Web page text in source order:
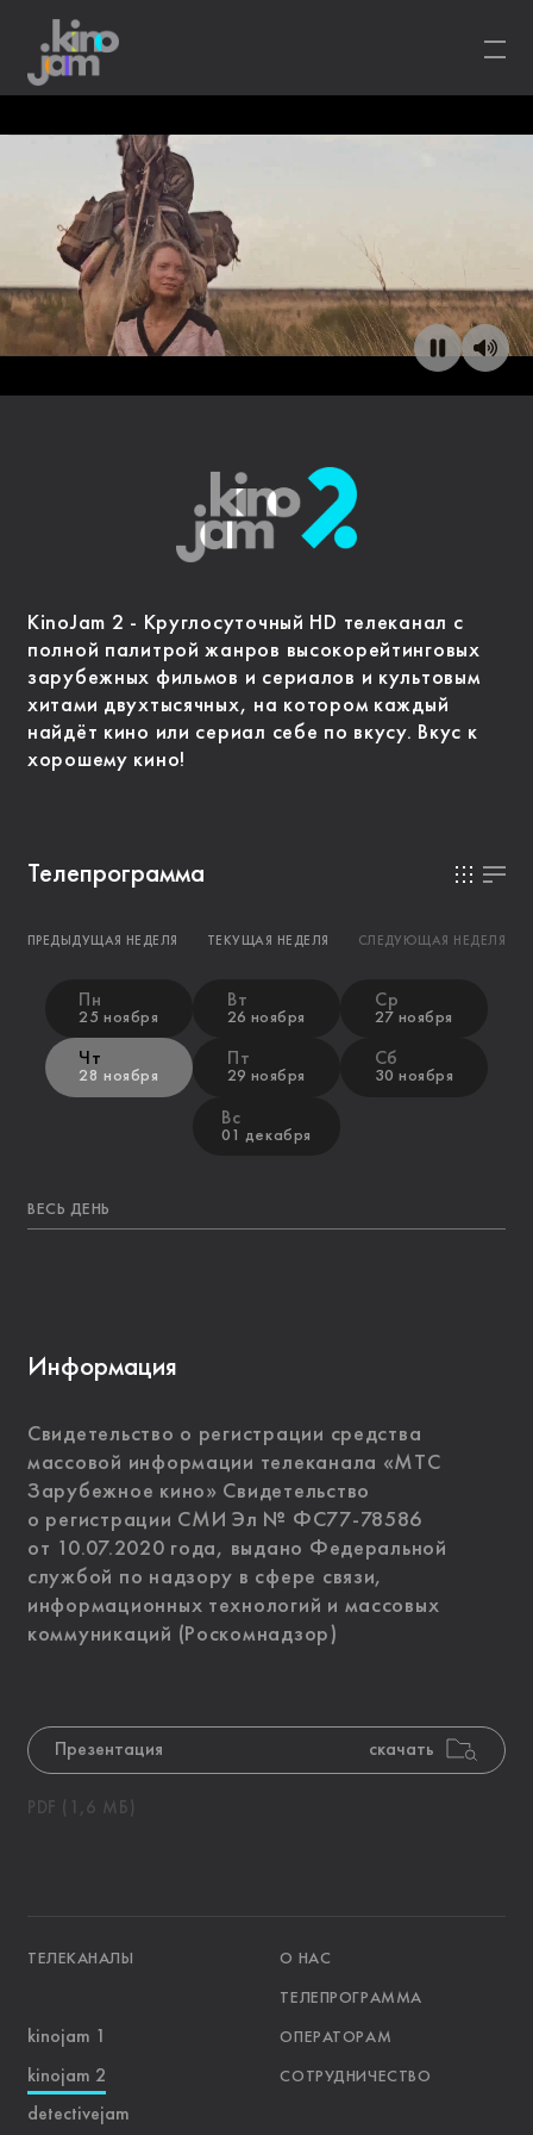
KinoJam 2 - Круглосуточный HD телеканал с
полной палитрой жанров высокорейтинговых
зарубежных фильмов и сериалов и культовым
хитами двухтысячных, на котором каждый
найдёт кино или сериал себе по вкусу. Вкус к
хорошему кино!
Телепрограмма
ПРЕДЫДУЩАЯ НЕДЕЛЯ ТЕКУЩАЯ НЕДЕЛЯ СЛЕДУЮЩАЯ НЕДЕЛЯ
Пн
25 ноября
Вт
26 ноября
Ср
27 ноября
Чт
28 ноября
Пт
29 ноября
Сб
30 ноября
Вс
01 декабря
ВЕСЬ ДЕНЬ
Информация
Свидетельство о регистрации средства
массовой информации телеканала «МТС
Зарубежное кино» Свидетельство
о регистрации СМИ Эл № ФС77-78586
от 10.07.2020 года, выдано Федеральной
службой по надзору в сфере связи,
информационных технологий и массовых
коммуникаций (Роскомнадзор)
Презентация скачать
PDF (1,6 МБ)
ТЕЛЕКАНАЛЫ О НАС
ТЕЛЕПРОГРАММА
ОПЕРАТОРАМ
СОТРУДНИЧЕСТВО
kinojam 1
kinojam 2
detectivejam